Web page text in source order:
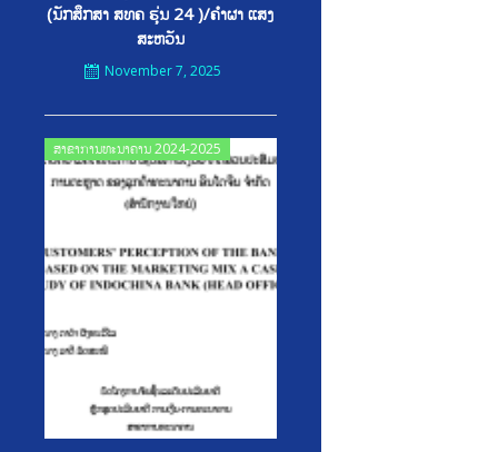
(ນັກສຶກສາ ສທຄ ຮຸ່ນ 24 )/ຄໍາຜາ ແສງ
ສະຫວັນ
November 7, 2025
ສາຂາການທະນາຄານ 2024-2025
Posted
on